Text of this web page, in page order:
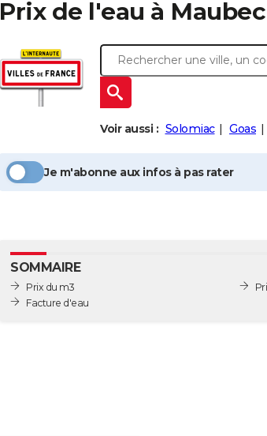
Prix de l'eau à Maubec
Voir aussi : Solomiac Goas
Je m'abonne aux infos à pas rater
SOMMAIRE
Prix du m3
Facture d'eau